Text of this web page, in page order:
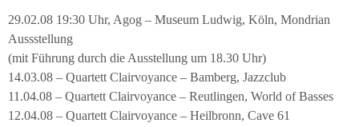
29.02.08 19:30 Uhr, Agog – Museum Ludwig, Köln, Mondrian
Aussstellung
(mit Führung durch die Ausstellung um 18.30 Uhr)
14.03.08 – Quartett Clairvoyance – Bamberg, Jazzclub
11.04.08 – Quartett Clairvoyance – Reutlingen, World of Basses
12.04.08 – Quartett Clairvoyance – Heilbronn, Cave 61